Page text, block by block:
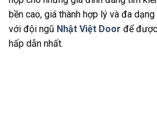
bền cao, giá thành hợp lý và đa
với đội ngũ Nhật Việt Door để
hấp dẫn nhất.